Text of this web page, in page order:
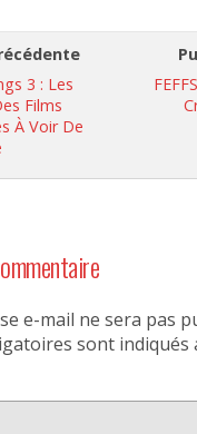
3 : Les
Films
À Voir De
e-mail ne sera pas
sont indiqués